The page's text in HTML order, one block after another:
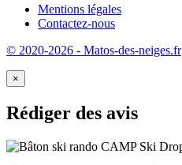
Mentions légales
Contactez-nous
© 2020-2026 - Matos-des-neiges.fr
×
Rédiger des avis